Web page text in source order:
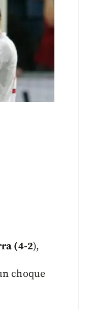
(4-2),
choque